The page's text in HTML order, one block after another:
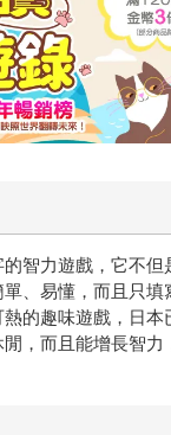
智力遊戲，它不但
易懂，而且只填
的趣味遊戲，日本
而且能增長智力